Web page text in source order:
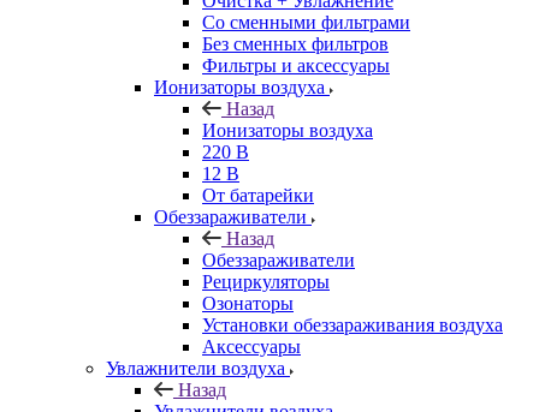
Cо сменными фильтрами
Без сменных фильтров
Фильтры и аксессуары
Ионизаторы воздуха
Назад
Ионизаторы воздуха
220 В
12 В
От батарейки
Обеззараживатели
Назад
Обеззараживатели
Рециркуляторы
Озонаторы
Установки обеззараживания воздуха
Аксессуары
Увлажнители воздуха
Назад